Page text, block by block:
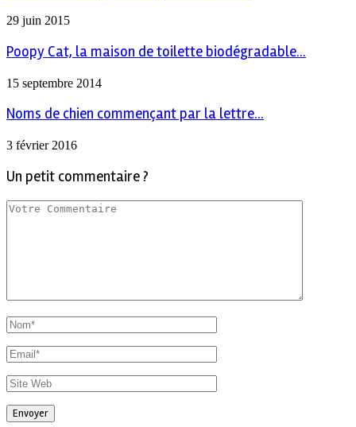
29 juin 2015
Poopy Cat, la maison de toilette biodégradable...
15 septembre 2014
Noms de chien commençant par la lettre...
3 février 2016
Un petit commentaire ?